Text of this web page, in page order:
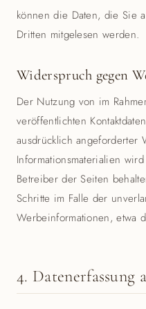
können die Daten, die Sie
Dritten mitgelesen werden.
Widerspruch gegen
Der Nutzung von im
veröffentlichten
ausdrücklich angeforderter
Informationsmaterialien
Betreiber der Seiten
Schritte im Falle der
Werbeinformationen, etwa
4. Datenerfassung